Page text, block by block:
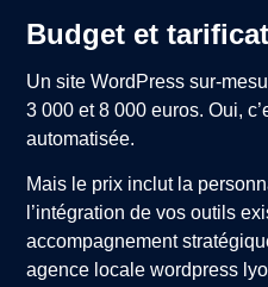
Budget et
Un site WordPress sur-
3 000 et 8 000 euros. Oui,
automatisée.
Mais le prix inclut la
l’intégration de vos outils
accompagnement
agence locale wordpress